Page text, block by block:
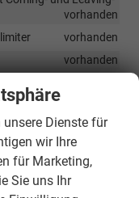
vorhanden
vorhanden
vorhanden
inkl. 2
vorhanden
vorhanden
unsere Dienste für
wir Ihre
für Marketing,
Sie uns Ihr